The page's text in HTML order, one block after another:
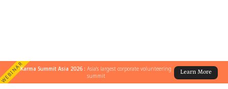
WEBINARKarma Summit Asia 2026 :Asia's largest corporate volunteering
summit
Learn More
← Todos los blogs